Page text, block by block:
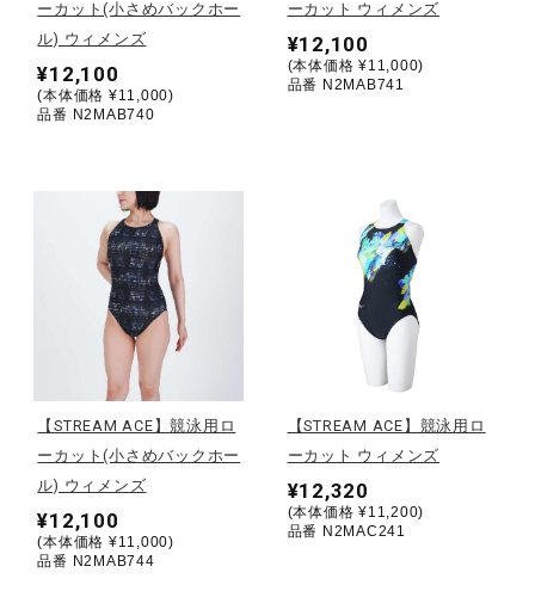
ワーキング
ウォーキングシューズ
ライフスタイルグッズ
インナー
寝具／ミズノスリープ
アウトドア／レイン
サポーター
ーカット(小さめバックホー
ル) ウィメンズ
¥12,100
(本体価格 ¥11,000)
品番 N2MAB740
ーカット ウィメンズ
¥12,100
(本体価格 ¥11,000)
品番 N2MAB741
【STREAM ACE】競泳用ロ
ーカット(小さめバックホー
ル) ウィメンズ
¥12,100
(本体価格 ¥11,000)
品番 N2MAB744
【STREAM ACE】競泳用ロ
ーカット ウィメンズ
¥12,320
(本体価格 ¥11,200)
品番 N2MAC241